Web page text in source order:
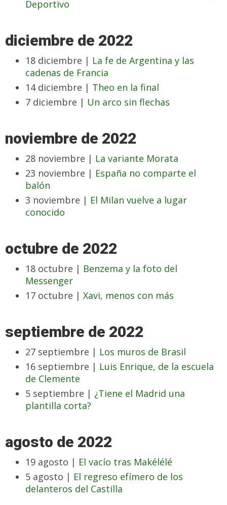
Deportivo
diciembre de 2022
18 diciembre | La fe de Argentina y las
cadenas de Francia
14 diciembre | Theo en la final
7 diciembre | Un arco sin flechas
noviembre de 2022
28 noviembre | La variante Morata
23 noviembre | España no comparte el
balón
3 noviembre | El Milan vuelve a lugar
conocido
octubre de 2022
18 octubre | Benzema y la foto del
Messenger
17 octubre | Xavi, menos con más
septiembre de 2022
27 septiembre | Los muros de Brasil
16 septiembre | Luis Enrique, de la escuela
de Clemente
5 septiembre | ¿Tiene el Madrid una
plantilla corta?
agosto de 2022
19 agosto | El vacío tras Makélélé
5 agosto | El regreso efímero de los
delanteros del Castilla